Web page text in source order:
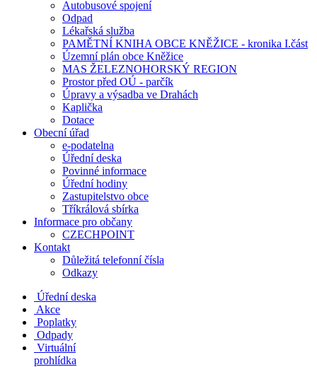
Autobusové spojení
Odpad
Lékařská služba
PAMĚTNÍ KNIHA OBCE KNĚŽICE - kronika I.část
Územní plán obce Kněžice
MAS ŽELEZNOHORSKÝ REGION
Prostor před OÚ - parčík
Úpravy a výsadba ve Drahách
Kaplička
Dotace
Obecní úřad
e-podatelna
Úřední deska
Povinné informace
Úřední hodiny
Zastupitelstvo obce
Tříkrálová sbírka
Informace pro občany
CZECHPOINT
Kontakt
Důležitá telefonní čísla
Odkazy
Úřední deska
Akce
Poplatky
Odpady
Virtuální
prohlídka